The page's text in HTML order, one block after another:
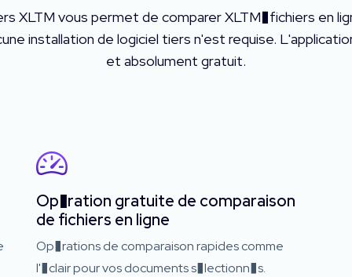
XLTM vous permet de comparer XLTM�fichiers en
installation de logiciel tiers n'est requise.
et absolument gratuit.
Op�ration gratuite de comparaison
de fichiers en ligne
Op�rations de comparaison rapides comme
l'�clair pour vos documents s�lectionn�s.